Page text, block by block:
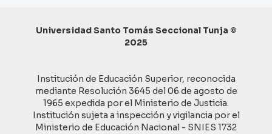
Universidad Santo Tomás Seccional Tunja ©
2025
Institución de Educación Superior, reconocida
mediante Resolución 3645 del 06 de agosto de
1965 expedida por el Ministerio de Justicia.
Institución sujeta a inspección y vigilancia por el
Ministerio de Educación Nacional - SNIES 1732